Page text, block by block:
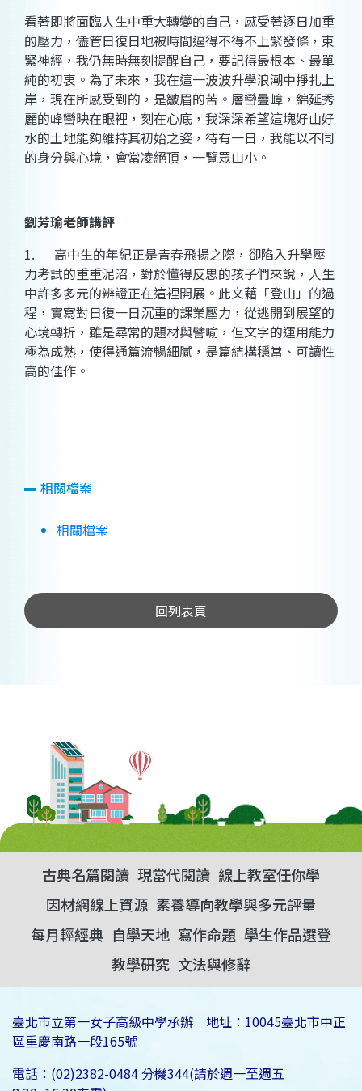
看著即將面臨人生中重大轉變的自己，感受著逐日加重
的壓力，儘管日復日地被時間逼得不得不上緊發條，束
緊神經，我仍無時無刻提醒自己，要記得最根本、最單
純的初衷。為了未來，我在這一波波升學浪潮中掙扎上
岸，現在所感受到的，是皺眉的苦。層巒疊嶂，綿延秀
麗的峰巒映在眼裡，刻在心底，我深深希望這塊好山好
水的土地能夠維持其初始之姿，待有一日，我能以不同
的身分與心境，會當凌絕頂，一覽眾山小。
劉芳瑜老師講評
1.
高中生的年紀正是青春飛揚之際，卻陷入升學壓
力考試的重重泥沼，對於懂得反思的孩子們來說，人生
中許多多元的辨證正在這裡開展。此文藉「登山」的過
程，實寫對日復一日沉重的課業壓力，從逃開到展望的
心境轉折，雖是尋常的題材與譬喻，但文字的運用能力
極為成熟，使得通篇流暢細膩，是篇結構穩當、可讀性
高的佳作。
相關檔案
相關檔案
回列表頁
古典名篇閱讀 現當代閱讀 線上教室任你學
因材網線上資源 素養導向教學與多元評量
每月輕經典 自學天地 寫作命題 學生作品選登
教學研究 文法與修辭
臺北市立第一女子高級中學承辦 地址：10045臺北市中正
區重慶南路一段165號
電話：(02)2382-0484 分機344(請於週一至週五